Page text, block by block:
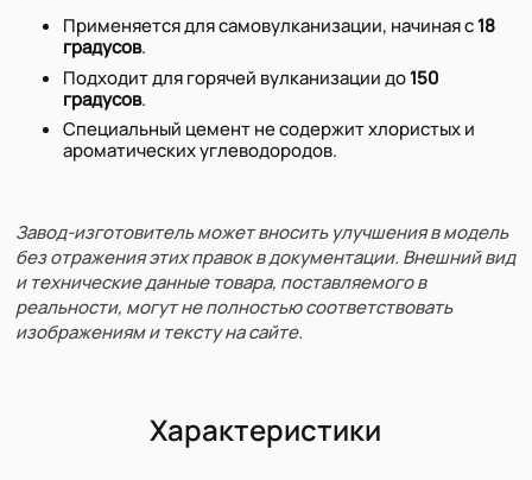
Применяется для самовулканизации, начиная с18
градусов.
Подходит для горячей вулканизации до150
градусов.
Специальный цемент не содержит хлористых и
ароматических углеводородов.
Завод-изготовитель может вносить улучшения в модель
без отражения этих правок в документации. Внешний вид
и технические данные товара, поставляемого в
реальности, могут не полностью соответствовать
изображениям и тексту на сайте.
Характеристики